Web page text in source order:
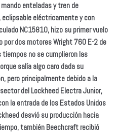
enteladas y tren de
eléctricamente y con
NC15810, hizo su primer vuelo
por dos motores Wright 760 E-2 de
tiempos no se cumplieron las
salía algo caro dada su
pero principalmente debido a la
del Lockheed Electra Junior,
la entrada de los Estados Unidos
desvió su producción hacia
también Beechcraft recibió